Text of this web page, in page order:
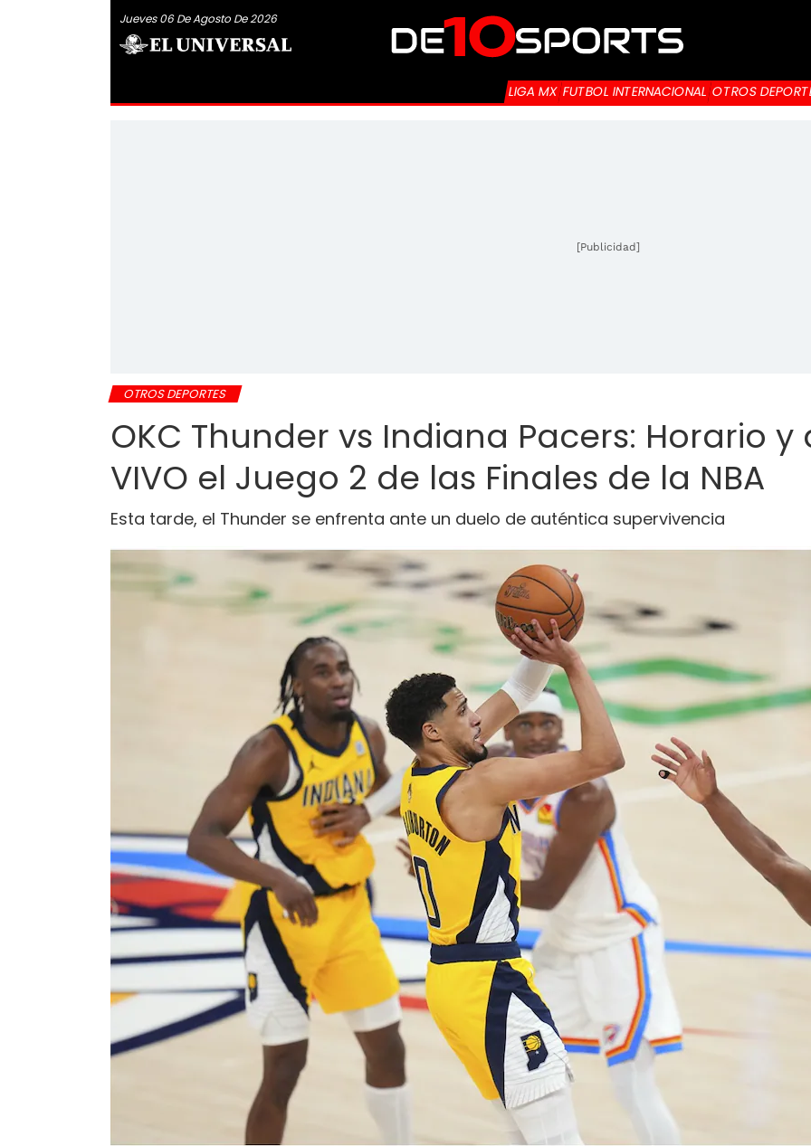
Jueves 06 De Agosto De 2026
LIGA MX FUTBOL INTERNACIONAL OTROS
[Publicidad]
OTROS DEPORTES
OKC Thunder vs Indiana Pacers: Horario y
VIVO el Juego 2 de las Finales de la NBA
Esta tarde, el Thunder se enfrenta ante un duelo de auténtica supervivencia